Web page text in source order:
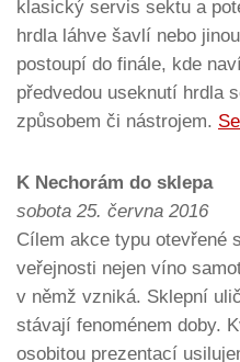
klasický servis sektu a
hrdla láhve šavlí nebo
postoupí do finále, kde
předvedou useknutí hrdla
způsobem či nástrojem.
K Nechorám do sklepa
sobota 25. června 2016
Cílem akce typu otevřené
veřejnosti nejen víno
v němž vzniká. Sklepní
stávají fenoménem doby.
osobitou prezentací